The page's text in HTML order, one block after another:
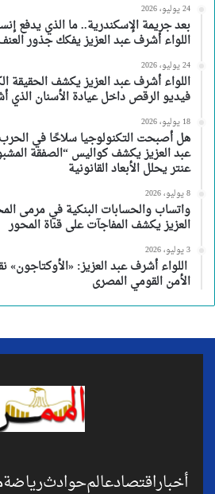
24 يوليو، 2026
بعد جريمة الإسكندرية.. ما الذي يدفع
اللواء أشرف عبد العزيز يفكك جذور
24 يوليو، 2026
اللواء أشرف عبد العزيز يكشف الحقيقة
فيديو الرقص داخل عيادة الأسنان الذي
18 يوليو، 2026
هل أصبحت التكنولوجيا سلاحًا في الحرب
عبد العزيز يكشف كواليس “الصفقة
عنتر يحلل الأبعاد القانونية
8 يوليو، 2026
واتساب والحسابات البنكية في مرمى
العزيز يكشف المفاجآت على قناة المحور
3 يوليو، 2026
اللواء أشرف عبد العزيز: «الأوكتاجون»
الأمن القومي المصرى
أخباراقتصادعالمحوادثرياضة